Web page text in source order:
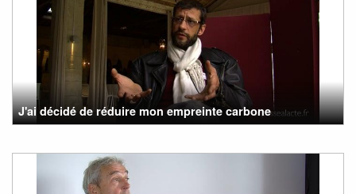
J'ai décidé de réduire mon empreinte carbone